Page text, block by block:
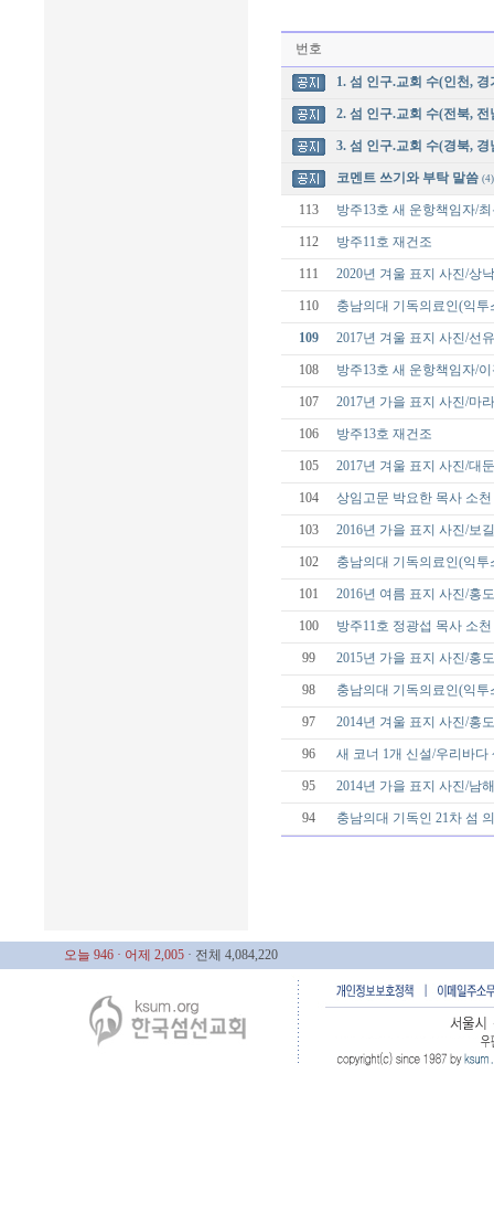
번호
1. 섬 인구.교회 수(인천, 경
2. 섬 인구.교회 수(전북, 전
3. 섬 인구.교회 수(경북, 경
코멘트 쓰기와 부탁 말씀 (4)
113 방주13호 새 운항책임자/
112 방주11호 재건조
111 2020년 겨울 표지 사진/상
110 충남의대 기독의료인(익
109 2017년 겨울 표지 사진/선
108 방주13호 새 운항책임자/
107 2017년 가을 표지 사진/마
106 방주13호 재건조
105 2017년 겨울 표지 사진/대
104 상임고문 박요한 목사 소천
103 2016년 가을 표지 사진/보
102 충남의대 기독의료인(익투
101 2016년 여름 표지 사진/홍
100 방주11호 정광섭 목사 소천
99 2015년 가을 표지 사진/홍
98 충남의대 기독의료인(익
97 2014년 겨울 표지 사진/홍
96 새 코너 1개 신설/우리바다
95 2014년 가을 표지 사진/남
94 충남의대 기독인 21차 섬
오늘 946 · 어제 2,005 · 전체 4,084,220